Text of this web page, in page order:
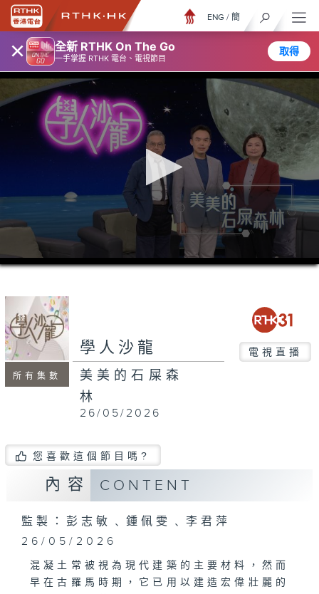
× 全新 RTHK On The Go
一手掌握 RTHK 電台、電視節目
取得
ENG / 簡
0
seconds
minutes,
seconds
所有集數
學人沙龍 電視直播
美美的石屎森
林
26/05/2026
您喜歡這個節目嗎?
內容 CONTENT
監製：彭志敏﹑鍾佩雯﹑李君萍
26/05/2026
混凝土常被視為現代建築的主要材料，然而
早在古羅馬時期，它已用以建造宏偉壯麗的